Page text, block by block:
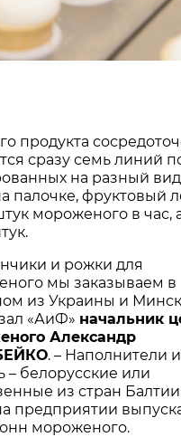
продукта
сразу семь линий
на разный
палочке, фруктовый
мороженого в час,
и рожки для
мы заказываем в
из Украины и
«АиФ» начальник
Александр
. – Наполнители и
– белорусские или
из стран
предприятии
мороженого.